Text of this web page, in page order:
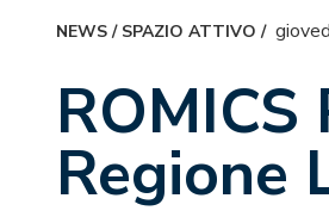
NEWS/ SPAZIO ATTIVO /
Regione